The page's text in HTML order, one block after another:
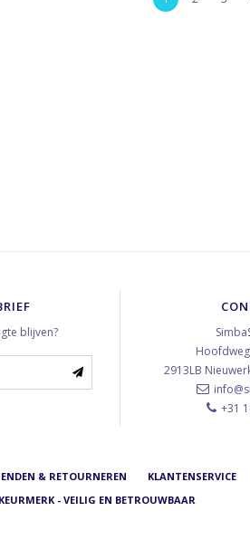
blijven?
2913LB
+31
& RETOURNEREN KLANTENSERVICE
- VEILIG EN BETROUWBAAR